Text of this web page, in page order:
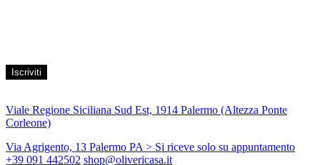
Viale Regione Siciliana Sud Est, 1914 Palermo (Altezza Ponte
Corleone)
Via Agrigento, 13 Palermo PA> Si riceve solo su appuntamento
+39 091 442502 shop@olivericasa.it